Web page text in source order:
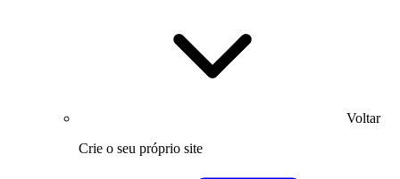
Voltar
Crie o seu próprio site